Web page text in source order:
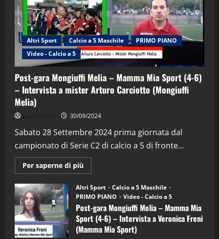
Altri Sport Calcio a 5 Maschile
PRIMO PIANO
Video - Calcio a 5
Post-gara Mongiuffi Melia – Mamma Mia Sport (4-6)
– Intervista a mister Arturo Carciotto (Mongiuffi
Melia)
30/09/2024
Sabato 28 Settembre 2024 prima giornata dal
campionato di Serie C2 di calcio a 5 di fronte...
Per saperne di più
informazioni
Post-
gara
Mongiuffi
Melia
–
Mamma
Mia
Sport
Altri Sport
Calcio a 5 Maschile
PRIMO PIANO
Video - Calcio a 5
Post-gara Mongiuffi Melia – Mamma Mia
Sport (4-6) – Intervista a Veronica Freni
(Mamma Mia Sport)
2
“SportEmpire” in Podcast: 29^ Puntata
(Martedi 28 Aprile 2026)
28/04/2026
3
"SportEmpire" in Podcast
“SportEmpire” in Podcast: 28^ Puntata
(Martedi 21 Aprile 2026)
21/04/2026